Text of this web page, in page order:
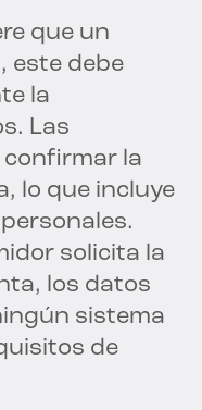
que un
este debe
la
Las
confirmar la
lo que incluye
solicita la
los datos
sistema
de